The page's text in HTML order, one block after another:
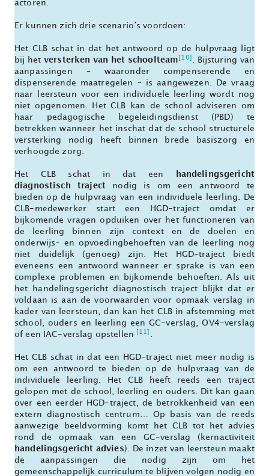
actoren.
Er kunnen zich drie scenario’s voordoen:
Het CLB schat in dat het antwoord op de hulpvraag ligt
bij het versterken van het schoolteam [10]
. Bijsturing van
aanpassingen – waaronder compenserende en
dispenserende maatregelen – is aangewezen. De vraag
naar leersteun voor een individuele leerling wordt nog
niet opgenomen. Het CLB kan de school adviseren om
haar pedagogische begeleidingsdienst (PBD) te
betrekken wanneer het inschat dat de school structurele
versterking nodig heeft binnen brede basiszorg en
verhoogde zorg.
Het CLB schat in dat een
handelingsgericht
diagnostisch traject nodig is om een antwoord te
bieden op de hulpvraag van een individuele leerling. De
CLB-medewerker start een HGD-traject omdat er
bijkomende vragen opduiken over het functioneren van
de leerling binnen zijn context en de doelen en
onderwijs- en opvoedingbehoeften van de leerling nog
niet duidelijk (genoeg) zijn. Het HGD-traject biedt
eveneens een antwoord wanneer er sprake is van een
complexe problemen en bijkomende behoeften. Als uit
het handelingsgericht diagnostisch traject blijkt dat er
voldaan is aan de voorwaarden voor opmaak verslag in
kader van leersteun, dan kan het CLB in afstemming met
school, ouders en leerling een GC-verslag, OV4-verslag
of een IAC-verslag opstellen
[11]
Het CLB schat in dat een HGD-traject niet meer nodig is
om een antwoord te bieden op de hulpvraag van de
individuele leerling. Het CLB heeft reeds een traject
gelopen met de school, leerling en ouders. Dit kan gaan
over een eerder HGD-traject, de betrokkenheid van een
extern diagnostisch centrum… Op basis van de reeds
aanwezige beeldvorming komt het CLB tot het advies
rond de opmaak van een GC-verslag (kernactiviteit
handelingsgericht advies). De inzet van leersteun maakt
de aanpassingen die nodig zijn om het
gemeenschappelijk curriculum te blijven volgen nodig en